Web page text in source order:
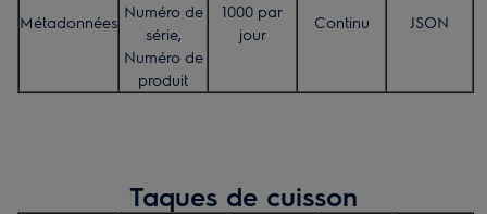
Métadonnées
Numéro de
série,
Numéro de
produit
1000 par
jour
Continu JSON
Taques de cuisson